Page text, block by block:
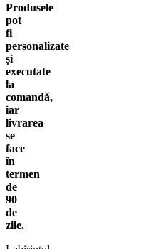
Produsele
pot
fi
personalizate
și
executate
la
comandă,
iar
livrarea
se
face
în
termen
de
90
de
zile.